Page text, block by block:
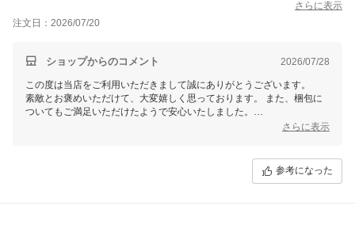
さらに表示
注文日：2026/07/20
ショップからのコメント 2026/07/28
この度は当店をご利用いただきまして誠にありがとうございます。
素敵とお褒めいただけて、大変嬉しく思っております。 また、梱包に
ついてもご満足いただけたようで安心いたしました。
さらに表示
参考になった